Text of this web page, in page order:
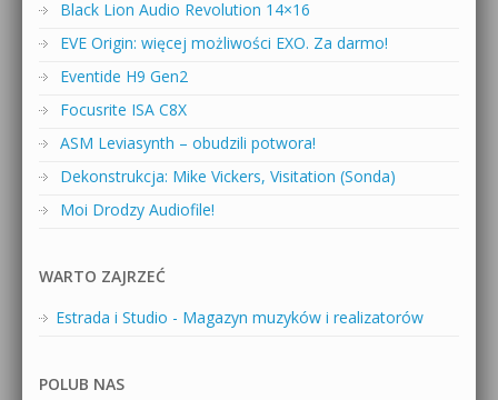
Black Lion Audio Revolution 14×16
EVE Origin: więcej możliwości EXO. Za darmo!
Eventide H9 Gen2
Focusrite ISA C8X
ASM Leviasynth – obudzili potwora!
Dekonstrukcja: Mike Vickers, Visitation (Sonda)
Moi Drodzy Audiofile!
WARTO ZAJRZEĆ
Estrada i Studio - Magazyn muzyków i realizatorów
POLUB NAS